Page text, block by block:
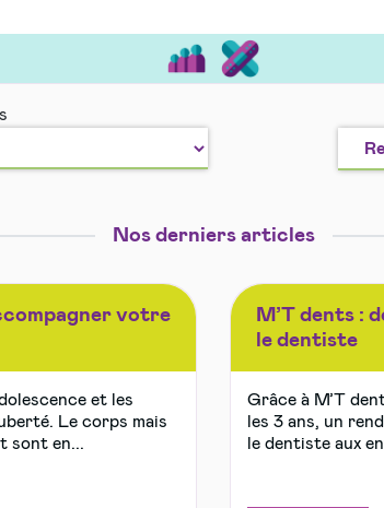
ensemble
Loisirs
en
Nos derniers articles
votre
et les
Le corps mais
sont en...
M’T dents :
le dentiste
Grâce à M’T
les 3 ans, un
le dentiste aux